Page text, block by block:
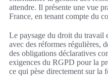
attendre. Il présente une vue
France, en tenant compte du
Le paysage du droit du travail
avec des réformes régulières,
des obligations déclaratives
exigences du RGPD pour la
ce qui pèse directement sur la